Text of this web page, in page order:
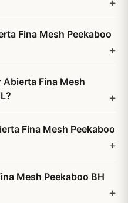
Fina Mesh Peekaboo
Fina Mesh
Fina Mesh Peekaboo
Mesh Peekaboo BH